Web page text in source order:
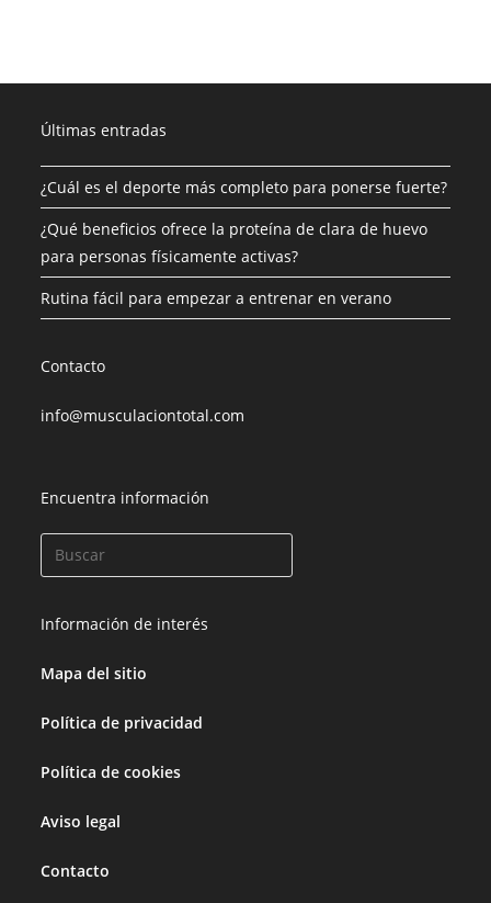
Últimas entradas
¿Cuál es el deporte más completo para ponerse fuerte?
¿Qué beneficios ofrece la proteína de clara de huevo
para personas físicamente activas?
Rutina fácil para empezar a entrenar en verano
Contacto
info@musculaciontotal.com
Encuentra información
Información de interés
Mapa del sitio
Política de privacidad
Política de cookies
Aviso legal
Contacto